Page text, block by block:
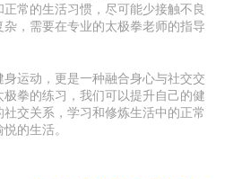
常的生活习惯，尽可能少接触不良
，需要在专业的太极拳老师的指导
运动，更是一种融合身心与社交交
拳的练习，我们可以提升自己的健
交关系，学习和修炼生活中的正常
的生活。